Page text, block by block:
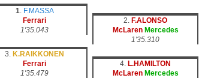
1. F.MASSA
Ferrari
1'35.043
2. F.ALONSO
McLaren Mercedes
1'35.310
3. K.RAIKKONEN
Ferrari
1'35.479
4. L.HAMILTON
McLaren Mercedes